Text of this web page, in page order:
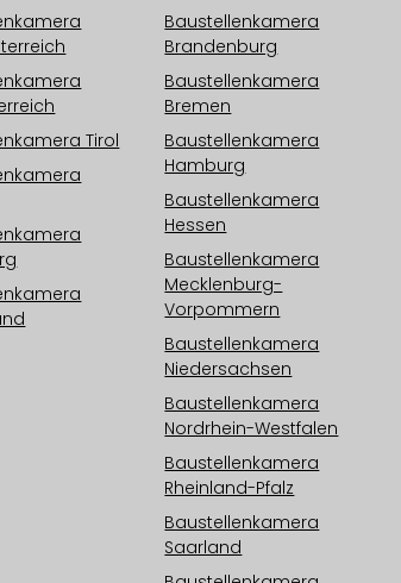
Tirol
Baustellenkamera
Brandenburg
Baustellenkamera
Bremen
Baustellenkamera
Hamburg
Baustellenkamera
Hessen
Baustellenkamera
Mecklenburg-
Vorpommern
Baustellenkamera
Niedersachsen
Baustellenkamera
Nordrhein-Westfalen
Baustellenkamera
Rheinland-Pfalz
Baustellenkamera
Saarland